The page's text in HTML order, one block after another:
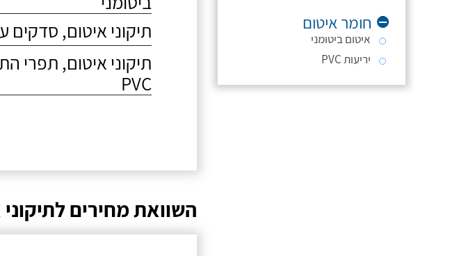
חומר איטום
איטום ביטומני
יריעות PVC
תיקוני איטום, סדקים ע"י הלחמה
PVC
השוואת מחירים